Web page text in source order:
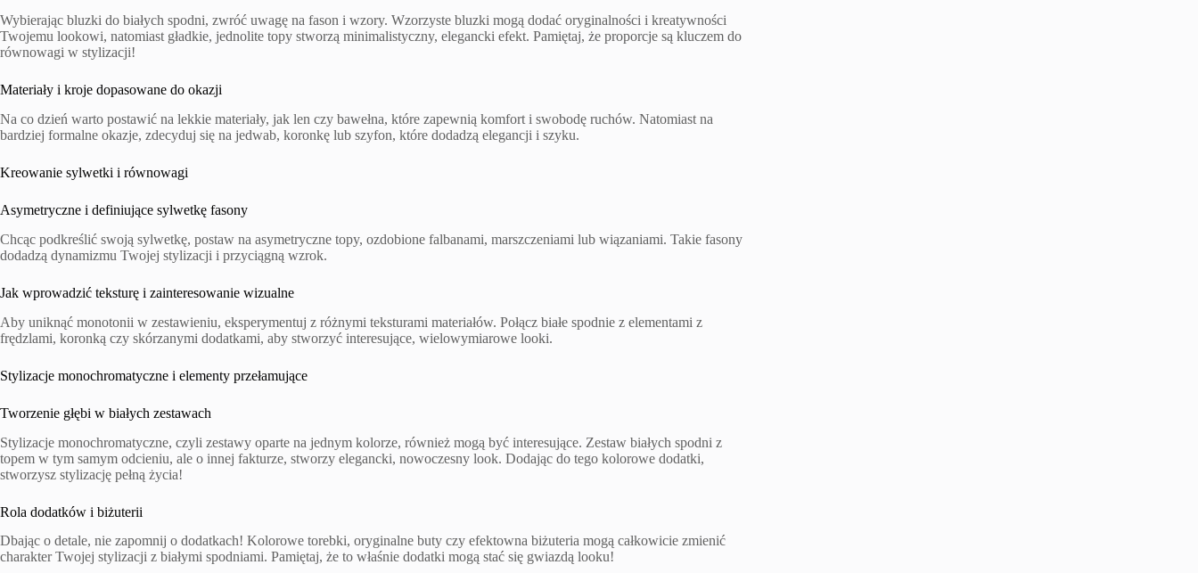
Wybierając bluzki do białych spodni, zwróć uwagę na fason i wzory. Wzorzyste bluzki mogą dodać oryginalności i kreatywności
Twojemu lookowi, natomiast gładkie, jednolite topy stworzą minimalistyczny, elegancki efekt. Pamiętaj, że proporcje są kluczem do
równowagi w stylizacji!
Materiały i kroje dopasowane do okazji
Na co dzień warto postawić na lekkie materiały, jak len czy bawełna, które zapewnią komfort i swobodę ruchów. Natomiast na
bardziej formalne okazje, zdecyduj się na jedwab, koronkę lub szyfon, które dodadzą elegancji i szyku.
Kreowanie sylwetki i równowagi
Asymetryczne i definiujące sylwetkę fasony
Chcąc podkreślić swoją sylwetkę, postaw na asymetryczne topy, ozdobione falbanami, marszczeniami lub wiązaniami. Takie fasony
dodadzą dynamizmu Twojej stylizacji i przyciągną wzrok.
Jak wprowadzić teksturę i zainteresowanie wizualne
Aby uniknąć monotonii w zestawieniu, eksperymentuj z różnymi teksturami materiałów. Połącz białe spodnie z elementami z
frędzlami, koronką czy skórzanymi dodatkami, aby stworzyć interesujące, wielowymiarowe looki.
Stylizacje monochromatyczne i elementy przełamujące
Tworzenie głębi w białych zestawach
Stylizacje monochromatyczne, czyli zestawy oparte na jednym kolorze, również mogą być interesujące. Zestaw białych spodni z
topem w tym samym odcieniu, ale o innej fakturze, stworzy elegancki, nowoczesny look. Dodając do tego kolorowe dodatki,
stworzysz stylizację pełną życia!
Rola dodatków i biżuterii
Dbając o detale, nie zapomnij o dodatkach! Kolorowe torebki, oryginalne buty czy efektowna biżuteria mogą całkowicie zmienić
charakter Twojej stylizacji z białymi spodniami. Pamiętaj, że to właśnie dodatki mogą stać się gwiazdą looku!